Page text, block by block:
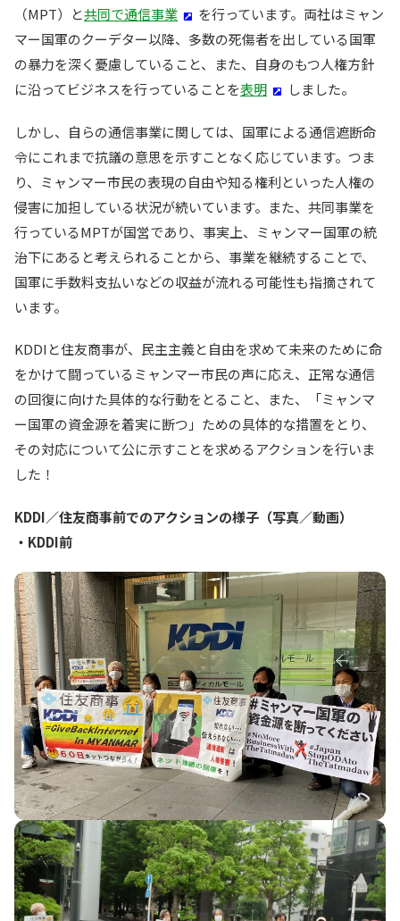
（MPT）と共同で通信事業
を行っています。両社はミャン
マー国軍のクーデター以降、多数の死傷者を出している国軍
の暴力を深く憂慮していること、また、自身のもつ人権方針
に沿ってビジネスを行っていることを表明 しました。
しかし、自らの通信事業に関しては、国軍による通信遮断命
令にこれまで抗議の意思を示すことなく応じています。つま
り、ミャンマー市民の表現の自由や知る権利といった人権の
侵害に加担している状況が続いています。また、共同事業を
行っているMPTが国営であり、事実上、ミャンマー国軍の統
治下にあると考えられることから、事業を継続することで、
国軍に手数料支払いなどの収益が流れる可能性も指摘されて
います。
KDDIと住友商事が、民主主義と自由を求めて未来のために命
をかけて闘っているミャンマー市民の声に応え、正常な通信
の回復に向けた具体的な行動をとること、また、「ミャンマ
ー国軍の資金源を着実に断つ」ための具体的な措置をとり、
その対応について公に示すことを求めるアクションを行いま
した！
KDDI／住友商事前でのアクションの様子（写真／動画）
・KDDI前